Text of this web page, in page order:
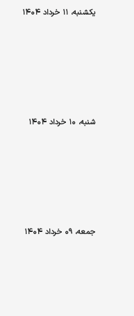
یکشنبه، ۱۱ خرداد ۱۴۰۴
شنبه، ۱۰ خرداد ۱۴۰۴
جمعه، ۰۹ خرداد ۱۴۰۴